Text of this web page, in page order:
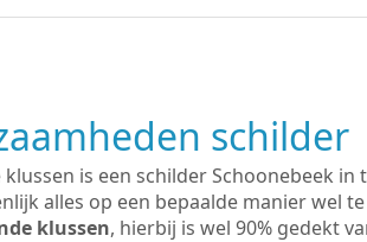
schilder
is een schilder Schoonebeek
alles op een bepaalde manier wel
klussen, hierbij is wel 90% gedekt